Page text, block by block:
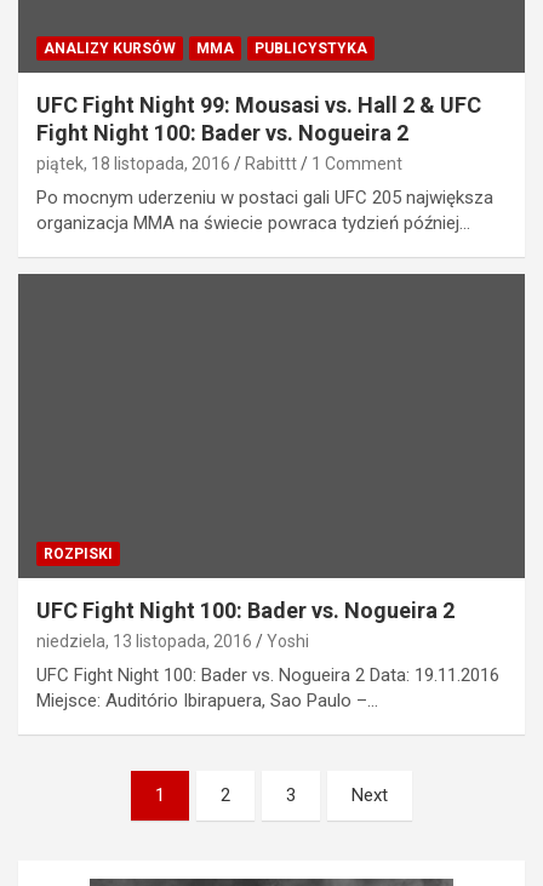
ANALIZY KURSÓW MMA PUBLICYSTYKA
UFC Fight Night 99: Mousasi vs. Hall 2 & UFC
Fight Night 100: Bader vs. Nogueira 2
piątek, 18 listopada, 2016 Rabittt 1 Comment
Po mocnym uderzeniu w postaci gali UFC 205 największa
organizacja MMA na świecie powraca tydzień później…
ROZPISKI
UFC Fight Night 100: Bader vs. Nogueira 2
niedziela, 13 listopada, 2016 Yoshi
UFC Fight Night 100: Bader vs. Nogueira 2 Data: 19.11.2016
Miejsce: Auditório Ibirapuera, Sao Paulo –…
Stronicowanie
1 2 3 Next